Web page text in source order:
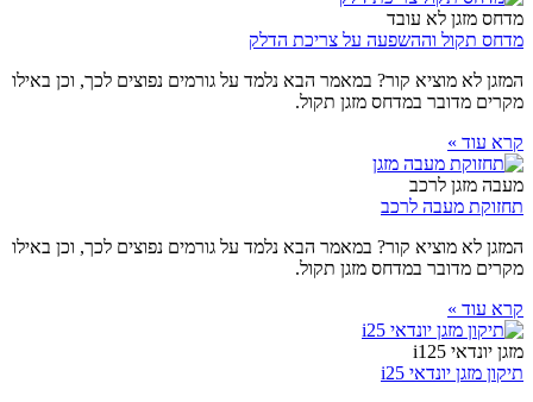
מדחס מזגן לא עובד
מדחס תקול וההשפעה על צריכת הדלק
המזגן לא מוציא קור? במאמר הבא נלמד על גורמים נפוצים לכך, וכן באילו
מקרים מדובר במדחס מזגן תקול.
קרא עוד »
מעבה מזגן לרכב
תחזוקת מעבה לרכב
המזגן לא מוציא קור? במאמר הבא נלמד על גורמים נפוצים לכך, וכן באילו
מקרים מדובר במדחס מזגן תקול.
קרא עוד »
מזגן יונדאי i125
תיקון מזגן יונדאי i25